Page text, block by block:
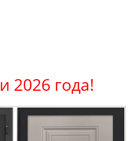
2026 года!